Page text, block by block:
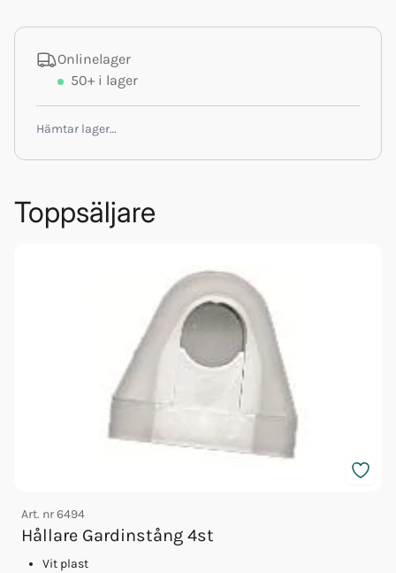
Onlinelager
50+ i lager
Hämtar lager…
Toppsäljare
Art. nr6494
Hållare Gardinstång 4st
Vit plast